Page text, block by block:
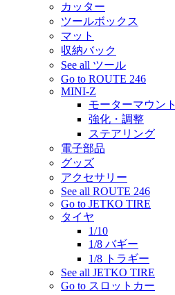
カッター
ツールボックス
マット
収納バック
See all ツール
Go to ROUTE 246
MINI-Z
モーターマウント
強化・調整
ステアリング
電子部品
グッズ
アクセサリー
See all ROUTE 246
Go to JETKO TIRE
タイヤ
1/10
1/8 バギー
1/8 トラギー
See all JETKO TIRE
Go to スロットカー